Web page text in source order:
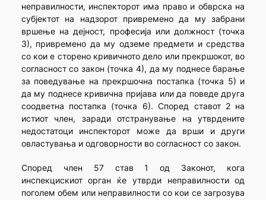
неправилности, инспекторот има право и обврска на
субјектот на надзорот привремено да му забрани
вршење на дејност, професија или должност (точка
3), привремено да му одземе предмети и средства
со кои е сторено кривичното дело или прекршокот, во
согласност со закон (точка 4), да му поднесе барање
за поведување на прекршочна постапка (точка 5) и
да му поднесе кривична пријава или да поведе друга
соодветна постапка (точка 6). Според ставот 2 на
истиот член, заради отстранување на утврдените
недостатоци инспекторот може да врши и други
овластувања и одговорности во согласност со закон.
Според член 57 став 1 од Законот, кога
инспекцискиот орган ќе утврди неправилности од
поголем обем или неправилности со кои се загрозува